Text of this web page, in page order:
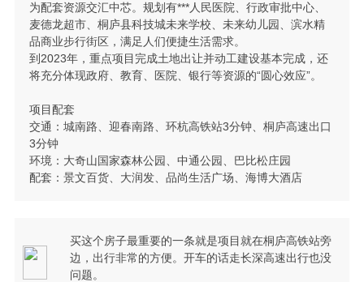
为配套资源交汇中芯。规划有***人民医院、行政审批中心、
麦德龙超市、桐庐县科技城未来学校、未来幼儿园、滨水精
品商业步行街区，满足人们便捷生活需求。
到2023年，重点项目完成土地出让并动工建设基本完成，还
将充分体现政府、教育、医院、银行等资源的“圆心效应”。
项目配套
交通：城南路、迎春南路、环杭高铁站3分钟、桐庐高速出口
3分钟
环境：大奇山国家森林公园、中通公园、巴比松庄园
配套：景文百货、大润发、品尚生活广场、海博大酒店
买这个房子最重要的一条就是项目就在桐庐高铁站旁
边，出行非常的方便。开车的话走长深高速出行也没
问题。